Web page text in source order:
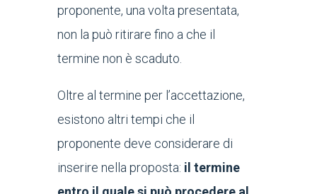
proponente, una volta presentata,
non la può ritirare fino a che il
termine non è scaduto.
Oltre al termine per l’accettazione,
esistono altri tempi che il
proponente deve considerare di
inserire nella proposta: il termine